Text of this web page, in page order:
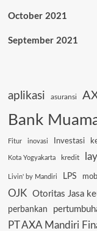
October 2021
September 2021
aplikasi asuransi
Bank
Fitur inovasi Investasi
Kota Yogyakarta kredit
Livin' by Mandiri LPS
OJK Otoritas Jasa
perbankan
PT AXA Mandiri